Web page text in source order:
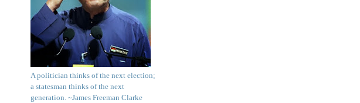
A politician thinks of the next election;
a statesman thinks of the next
generation. ~James Freeman Clarke